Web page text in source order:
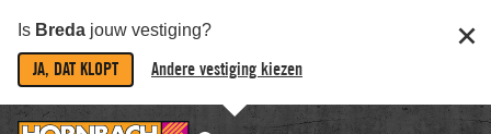
Is Breda jouw vestiging?
JA, DAT KLOPT Andere vestiging kiezen